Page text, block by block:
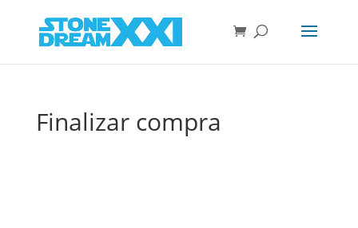
Finalizar compra